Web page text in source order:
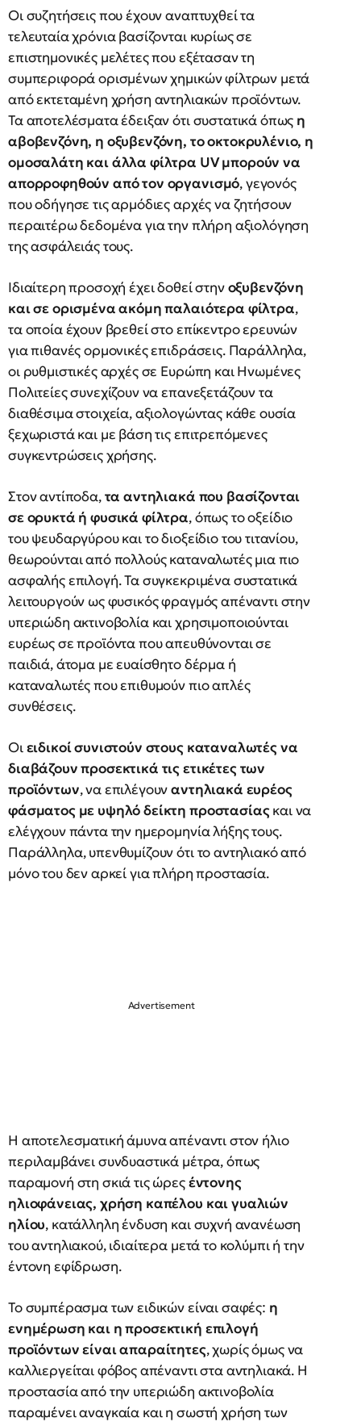
Οι συζητήσεις που έχουν αναπτυχθεί τα
τελευταία χρόνια βασίζονται κυρίως σε
επιστημονικές μελέτες που εξέτασαν τη
συμπεριφορά ορισμένων χημικών φίλτρων μετά
από εκτεταμένη χρήση αντηλιακών προϊόντων.
Τα αποτελέσματα έδειξαν ότι συστατικά όπως η
αβοβενζόνη, η οξυβενζόνη, το οκτοκρυλένιο, η
ομοσαλάτη και άλλα φίλτρα UV μπορούν να
απορροφηθούν από τον οργανισμό, γεγονός
που οδήγησε τις αρμόδιες αρχές να ζητήσουν
περαιτέρω δεδομένα για την πλήρη αξιολόγηση
της ασφάλειάς τους.
Ιδιαίτερη προσοχή έχει δοθεί στηνοξυβενζόνη
και σε ορισμένα ακόμη παλαιότερα φίλτρα,
τα οποία έχουν βρεθεί στο επίκεντρο ερευνών
για πιθανές ορμονικές επιδράσεις. Παράλληλα,
οι ρυθμιστικές αρχές σε Ευρώπη και Ηνωμένες
Πολιτείες συνεχίζουν να επανεξετάζουν τα
διαθέσιμα στοιχεία, αξιολογώντας κάθε ουσία
ξεχωριστά και με βάση τις επιτρεπόμενες
συγκεντρώσεις χρήσης.
Στον αντίποδα,τα αντηλιακά που βασίζονται
σε ορυκτά ή φυσικά φίλτρα, όπως το οξείδιο
του ψευδαργύρου και το διοξείδιο του τιτανίου,
θεωρούνται από πολλούς καταναλωτές μια πιο
ασφαλής επιλογή. Τα συγκεκριμένα συστατικά
λειτουργούν ως φυσικός φραγμός απέναντι στην
υπεριώδη ακτινοβολία και χρησιμοποιούνται
ευρέως σε προϊόντα που απευθύνονται σε
παιδιά, άτομα με ευαίσθητο δέρμα ή
καταναλωτές που επιθυμούν πιο απλές
συνθέσεις.
Οιειδικοί συνιστούν στους καταναλωτές να
διαβάζουν προσεκτικά τις ετικέτες των
προϊόντων, να επιλέγουναντηλιακά ευρέος
φάσματος με υψηλό δείκτη προστασίαςκαι να
ελέγχουν πάντα την ημερομηνία λήξης τους.
Παράλληλα, υπενθυμίζουν ότι το αντηλιακό από
μόνο του δεν αρκεί για πλήρη προστασία.
Η αποτελεσματική άμυνα απέναντι στον ήλιο
περιλαμβάνει συνδυαστικά μέτρα, όπως
παραμονή στη σκιά τις ώρεςέντονης
ηλιοφάνειας, χρήση καπέλου και γυαλιών
ηλίου, κατάλληλη ένδυση και συχνή ανανέωση
του αντηλιακού, ιδιαίτερα μετά το κολύμπι ή την
έντονη εφίδρωση.
Το συμπέρασμα των ειδικών είναι σαφές: η
ενημέρωση και η προσεκτική επιλογή
προϊόντων είναι απαραίτητες, χωρίς όμως να
καλλιεργείται φόβος απέναντι στα αντηλιακά. Η
προστασία από την υπεριώδη ακτινοβολία
παραμένει αναγκαία και η σωστή χρήση των